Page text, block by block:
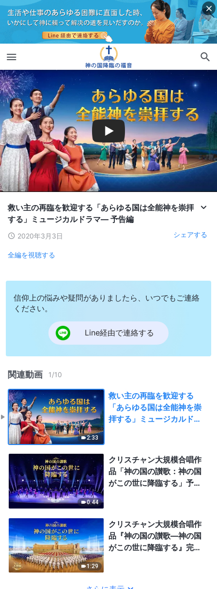
救い主の再臨を歓迎する「あらゆる国は全能神を崇拝
する」ミュージカルドラマ— 予告編
2020年3月3日 シェアする
全編を視聴する
信仰上の悩みや疑問がありましたら、いつでもご連絡
ください。
Line経由で連絡する
関連動画 1/10
2:33
救い主の再臨を歓迎する
「あらゆる国は全能神を崇
拝する」ミュージカルドラ
0:44
クリスチャン大規模合唱作
品「神の国の讃歌：神の国
がこの世に降臨する」予
1:29
クリスチャン大規模合唱作
品『神の国の讃歌―神の国
がこの世に降臨する』完全